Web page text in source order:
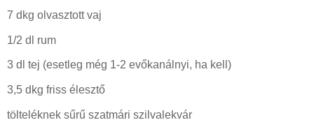
7 dkg olvasztott vaj
1/2 dl rum
3 dl tej (esetleg még 1-2 evőkanálnyi, ha kell)
3,5 dkg friss élesztő
tölteléknek sűrű szatmári szilvalekvár